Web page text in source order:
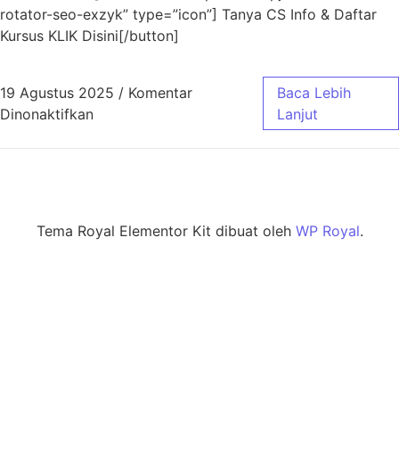
rotator-seo-exzyk” type=”icon”] Tanya CS Info & Daftar
Kursus KLIK Disini[/button]
19 Agustus 2025 / Komentar
Dinonaktifkan
Baca Lebih
Lanjut
Tema Royal Elementor Kit dibuat oleh WP Royal.